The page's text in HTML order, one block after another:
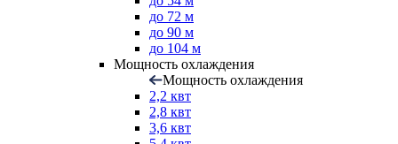
до 72 м
до 90 м
до 104 м
Мощность охлаждения
Мощность охлаждения
2,2 квт
2,8 квт
3,6 квт